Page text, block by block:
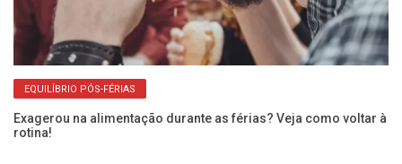
EQUILÍBRIO PÓS-FÉRIAS
Exagerou na alimentação durante as férias? Veja como voltar à
rotina!